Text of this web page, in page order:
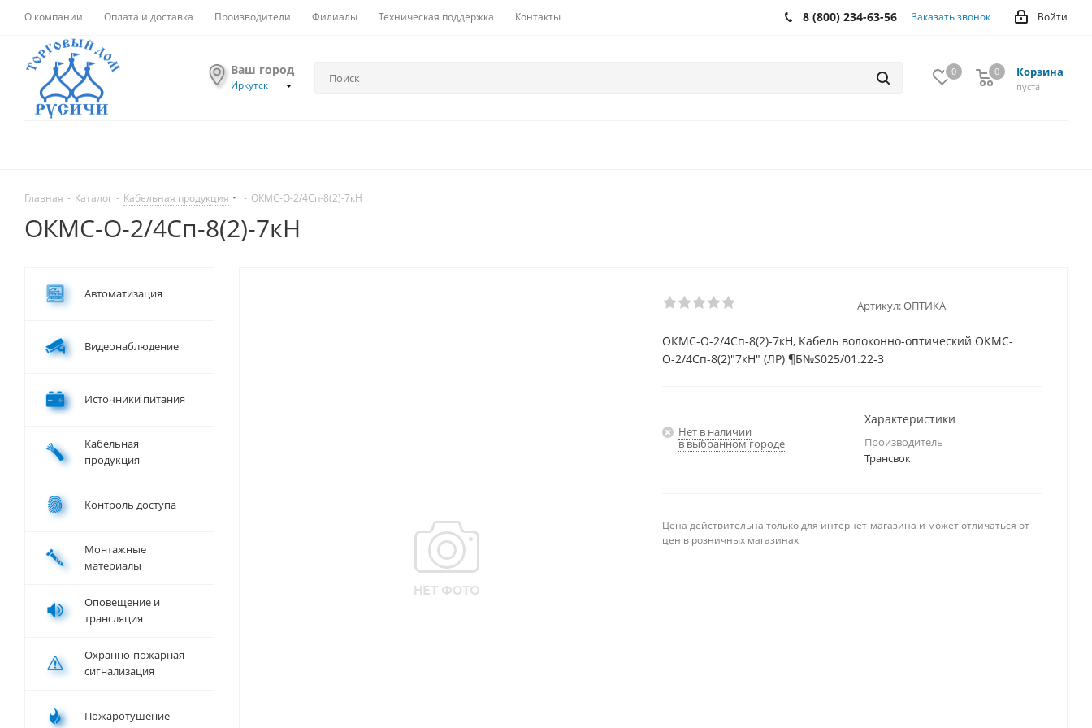
О компании Оплата и доставка Производители Филиалы Техническая поддержка Контакты Войти
8 (800) 234-63-56 Заказать звонок
Ваш город
Иркутск
0 Корзина
0
пуста
0
Главная - Каталог - Кабельная продукция - ОКМС-О-2/4Сп-8(2)-7кН
ОКМС-О-2/4Сп-8(2)-7кН
Артикул:ОПТИКА
ОКМС-О-2/4Сп-8(2)-7кН, Кабель волоконно-оптический ОКМС-
О-2/4Сп-8(2)"7кН" (ЛР) ¶Б№S025/01.22-3
Нет в наличии
в выбранном городе
Характеристики
Производитель
Трансвок
Цена действительна только для интернет-магазина и может отличаться от
цен в розничных магазинах
Автоматизация
Видеонаблюдение
Источники питания
Кабельная
продукция
Контроль доступа
Монтажные
материалы
Оповещение и
трансляция
Охранно-пожарная
сигнализация
Пожаротушение